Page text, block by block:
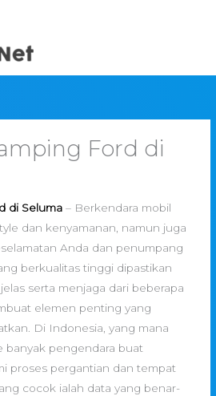
Ford di
di Seluma – Berkendara mobil
dan kenyamanan, namun juga
Anda dan penumpang
berkualitas tinggi dipastikan
serta menjaga dari beberapa
elemen penting yang
Di Indonesia, yang mana
banyak pengendara buat
proses pergantian dan tempat
cocok ialah data yang benar-